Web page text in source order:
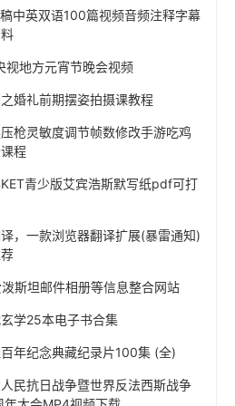
中英双语100篇视频音频注释字幕
视地方元宵节晚会视频
婚礼前期摆姿拍摄课教程
枪灵敏度调节帧数修改手游吃鸡
程
青少版艾宾浩斯默写纸pdf可打
，一款浏览器翻译扩展(暴雷通知)
斯坦邮件相册等信息整合网站
学25本电子书合集
年纪念典藏纪录片100集 (全)
民抗日战争暨世界反法西斯战争